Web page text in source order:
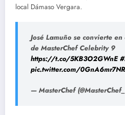
local Dámaso Vergara.
José Lamuño se convierte
de MasterChef Celebrity 9
https://t.co/5KB3O2GWnE
pic.twitter.com/0GnA6mr7NR
— MasterChef